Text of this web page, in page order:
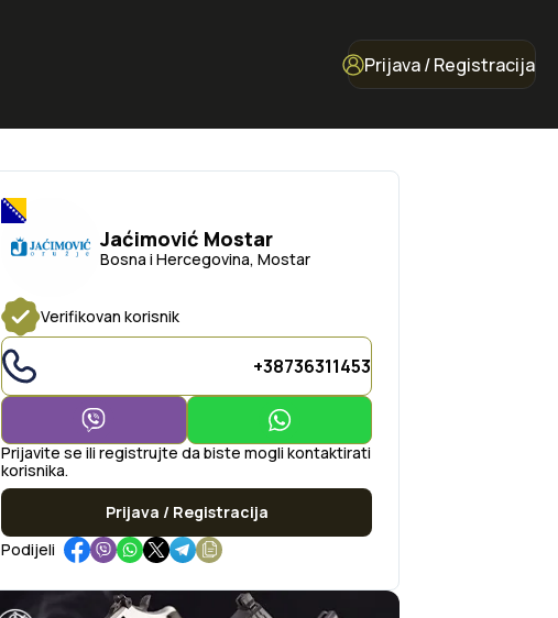
Prijava / Registracija
Jaćimović Mostar
Bosna i Hercegovina, Mostar
Verifikovan korisnik
+38736311453
Prijavite se ili registrujte da biste mogli kontaktirati
korisnika.
Prijava / Registracija
Podijeli